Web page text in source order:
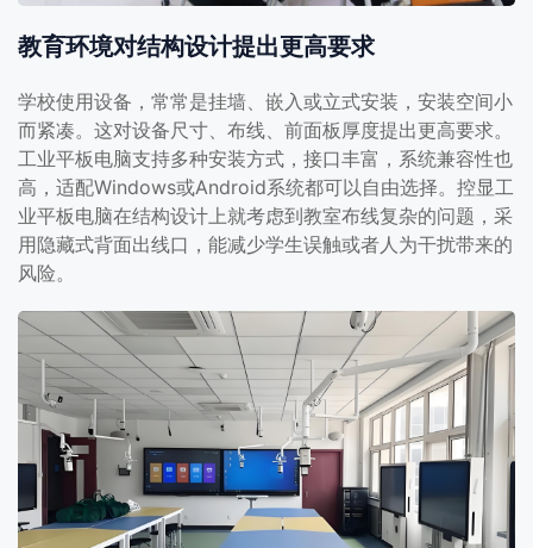
教育环境对结构设计提出更高要求
学校使用设备，常常是挂墙、嵌入或立式安装，安装空间小
而紧凑。这对设备尺寸、布线、前面板厚度提出更高要求。
工业平板电脑支持多种安装方式，接口丰富，系统兼容性也
高，适配Windows或Android系统都可以自由选择。控显工
业平板电脑在结构设计上就考虑到教室布线复杂的问题，采
用隐藏式背面出线口，能减少学生误触或者人为干扰带来的
风险。